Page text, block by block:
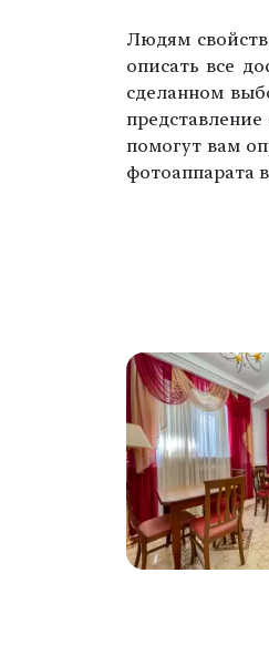
Людям
описать все
сделанном
помогут вам
фотоаппарата